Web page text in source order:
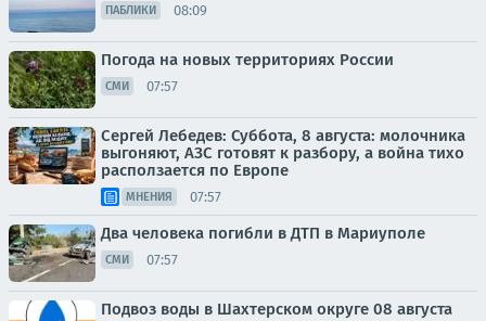
ПАБЛИКИ 08:09
Погода на новых территориях России
СМИ 07:57
Сергей Лебедев: Суббота, 8 августа: молочника
выгоняют, АЗС готовят к разбору, а война тихо
расползается по Европе
МНЕНИЯ 07:57
Два человека погибли в ДТП в Мариуполе
СМИ 07:57
Подвоз воды в Шахтерском округе 08 августа